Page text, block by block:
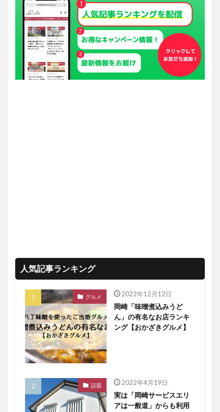
人気記事ランキング
グルメ 2022年12月12日
岡崎「味噌煮込みうど
ん」の有名なお店ランキ
ング【おかざきグルメ】
話題 2022年4月19日
実は「岡崎サービスエリ
アは一般道」からも利用